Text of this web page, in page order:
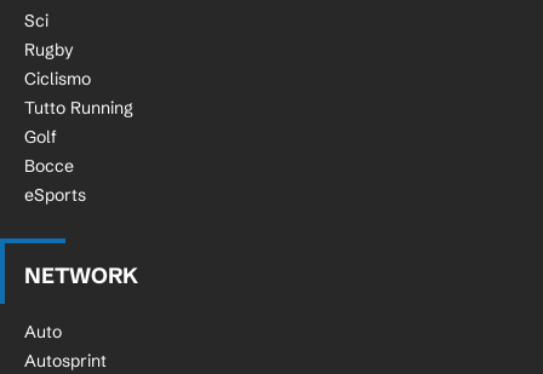
Sci
Rugby
Ciclismo
Tutto Running
Golf
Bocce
eSports
NETWORK
Auto
Autosprint